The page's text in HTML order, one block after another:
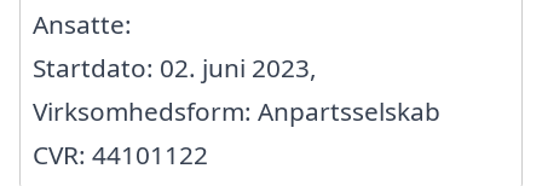
Ansatte:
Startdato: 02. juni 2023,
Virksomhedsform: Anpartsselskab
CVR: 44101122